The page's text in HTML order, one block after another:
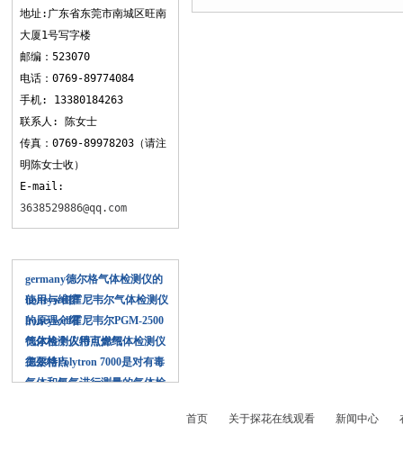
地址:广东省东莞市南城区旺南
大厦1号写字楼
邮编：523070
电话：0769-89774084
手机: 13380184263
联系人: 陈女士
传真：0769-89978203（请注
明陈女士收）
E-mail:
3638529886@qq.com
germany德尔格气体检测仪的
使用与维护
honeywell霍尼韦尔气体检测仪
的原理介绍
honeywell霍尼韦尔PGM-2500
气体检测仪特点介绍
德尔格个人用可燃气体检测仪
主要特点
德尔格Polytron 7000是对有毒
气体和氧气进行测量的气体检
首页 关于探花在线观看 新闻中心